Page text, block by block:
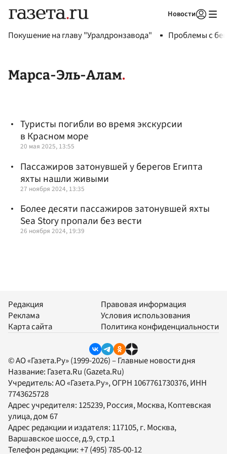
Новости
Покушение на главу "Уралдронзавода" Проблемы с
Марса-Эль-Алам
Туристы погибли во время экскурсии
в Красном море
20 мая 2025, 13:55
Пассажиров затонувшей у берегов Египта
яхты нашли живыми
27 ноября 2024, 13:35
Более десяти пассажиров затонувшей яхты
Sea Story пропали без вести
26 ноября 2024, 19:39
Редакция
Реклама
Карта сайта
Правовая информация
Условия использования
Политика конфиденциальности
© АО «Газета.Ру» (1999-2026) – Главные новости дня
Название: Газета.Ru (Gazeta.Ru)
Учредитель:АО «Газета.Ру», ОГРН 1067761730376, ИНН
7743625728
Адрес учредителя: 125239, Россия, Москва, Коптевская
улица, дом 67
Адрес редакции и издателя: 117105, г. Москва,
Варшавское шоссе, д.9, стр.1
Телефон редакции:+7 (495) 785-00-12